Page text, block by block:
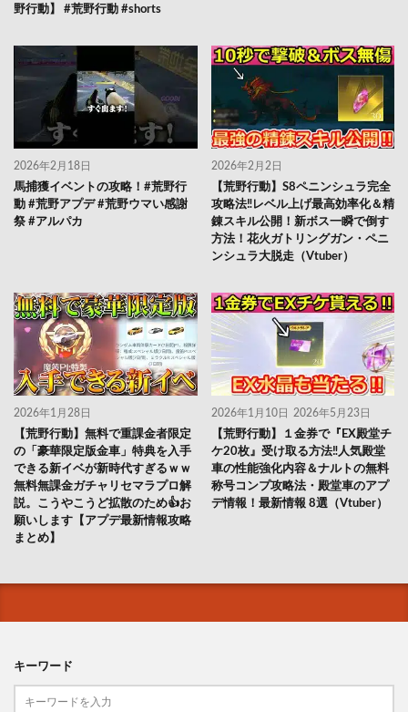
野行動】 #荒野行動 #shorts
2026年2月18日
馬捕獲イベントの攻略！#荒野行
動 #荒野アプデ #荒野ウマい感謝
祭 #アルパカ
2026年2月2日
【荒野行動】S8ペニンシュラ完全
攻略法‼レベル上げ最高効率化＆精
錬スキル公開！新ボス一瞬で倒す
方法！花火ガトリングガン・ペニ
ンシュラ大脱走（Vtuber）
2026年1月28日
【荒野行動】無料で重課金者限定
の「豪華限定版金車」特典を入手
できる新イベが新時代すぎるｗｗ
無料無課金ガチャリセマラプロ解
説。こうやこうど拡散のため👍お
願いします【アプデ最新情報攻略
まとめ】
2026年1月10日 2026年5月23日
【荒野行動】１金券で『EX殿堂チ
ケ20枚』受け取る方法‼人気殿堂
車の性能強化内容＆ナルトの無料
称号コンプ攻略法・殿堂車のアプ
デ情報！最新情報 8選（Vtuber）
キーワード